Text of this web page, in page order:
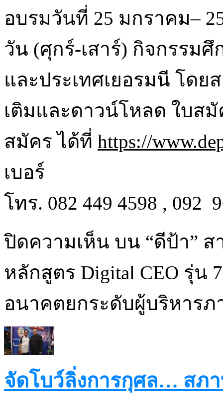
อบรมวันที่ 25 มกราคม–
วัน (ศุกร์-เสาร์) กิจกรรม
และประเทศเยอรมนี โดย
เติมและดาวน์โหลด ใบสมั
สมัคร ได้ที่ https://
เบอร์
โทร. 082 449 4598 , 092
ปิดความเห็น บน “ดีป้า”
หลักสูตร Digital CEO รุ่น
อนาคตยกระดับผู้บริหารภ
จัดโบว์ลิ่งการกุศล… สภ